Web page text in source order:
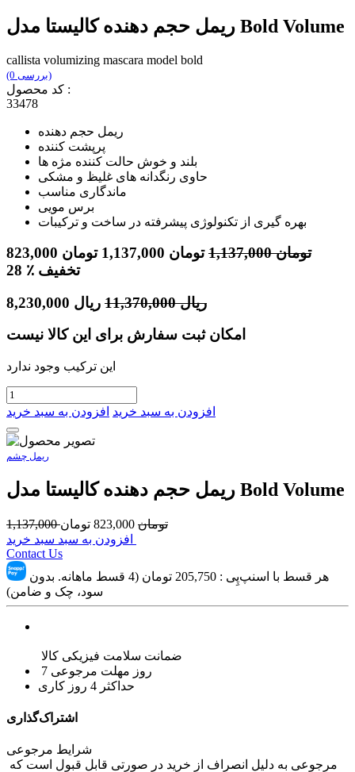
ریمل حجم دهنده کالیستا مدل Bold Volume
callista volumizing mascara model bold
(0 بررسی)
کد محصول :
33478
ریمل حجم دهنده
پرپشت کننده
بلند و خوش حالت کننده مژه ها
حاوی رنگدانه های غلیظ و مشکی
ماندگاری مناسب
برس مویی
بهره گیری از تکنولوژی پیشرفته در ساخت و ترکیبات
823,000 تومان 1,137,000 تومان 1,137,000 تومان
28
٪ تخفیف
8,230,000 ریال 11,370,000 ریال
امکان ثبت سفارش برای این کالا نیست
این ترکیب وجود ندارد
افزودن به سبد خرید افزودن به سبد خرید
ریمل چشم
ریمل حجم دهنده کالیستا مدل Bold Volume
1,137,000 تومان 823,000 تومان
Contact Us
هر قسط با اسنپ‌پِی : 205,750
تومان (4 قسط ماهانه. بدون
سود، چک و ضامن)
ضمانت سلامت فیزیکی کالا
7 روز مهلت مرجوعی
حداکثر 4 روز کاری
اشتراک‌گذاری
شرایط مرجوعی